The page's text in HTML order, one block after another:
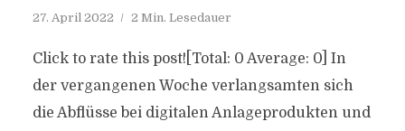
27. April 2022 2 Min. Lesedauer
Click to rate this post![Total: 0 Average: 0] In
der vergangenen Woche verlangsamten sich
die Abflüsse bei digitalen Anlageprodukten und